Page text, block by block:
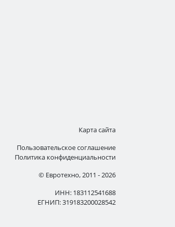
Карта сайта
Пользовательское соглашение
Политика конфиденциальности
© Евротехно, 2011 - 2026
ИНН: 183112541688
ЕГНИП: 319183200028542